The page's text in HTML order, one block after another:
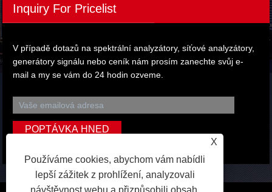
Inquiry For Pricelist
V případě dotazů na spektrální analyzátory, síťové analyzátory,
generátory signálu nebo ceník nám prosím zanechte svůj e-
mail a my se vám do 24 hodin ozveme.
X
Používáme cookies, abychom vám nabídli
lepší zážitek z prohlížení, analyzovali
návštěvnost webu a přizpůsobili obsah.